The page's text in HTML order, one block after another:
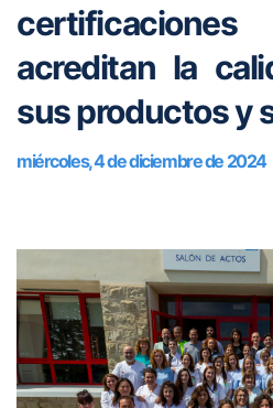
acreditan la
sus productos y
miércoles, 4 de diciembre de 2024